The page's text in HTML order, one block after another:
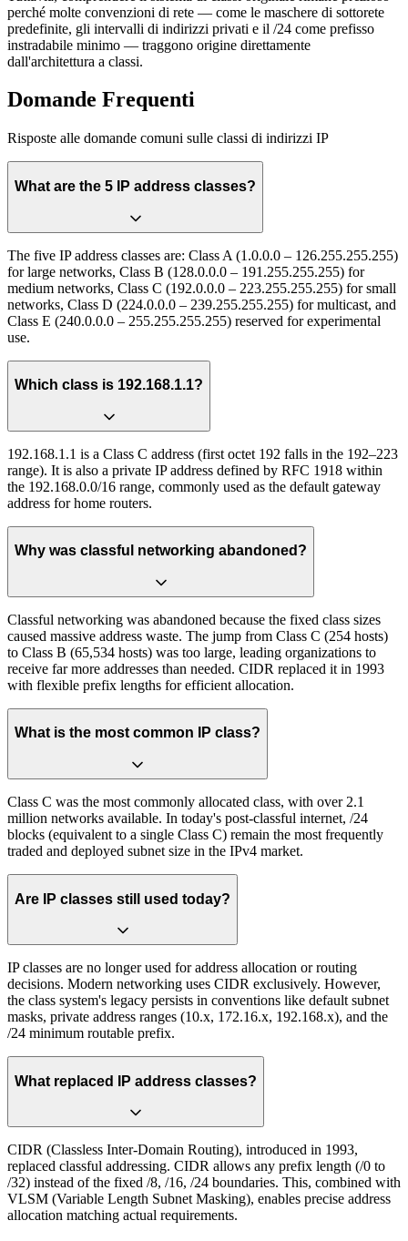
perché molte convenzioni di rete — come le maschere di sottorete
predefinite, gli intervalli di indirizzi privati e il /24 come prefisso
instradabile minimo — traggono origine direttamente
dall'architettura a classi.
Domande Frequenti
Risposte alle domande comuni sulle classi di indirizzi IP
What are the 5 IP address classes?
The five IP address classes are: Class A (1.0.0.0 – 126.255.255.255)
for large networks, Class B (128.0.0.0 – 191.255.255.255) for
medium networks, Class C (192.0.0.0 – 223.255.255.255) for small
networks, Class D (224.0.0.0 – 239.255.255.255) for multicast, and
Class E (240.0.0.0 – 255.255.255.255) reserved for experimental
use.
Which class is 192.168.1.1?
192.168.1.1 is a Class C address (first octet 192 falls in the 192–223
range). It is also a private IP address defined by RFC 1918 within
the 192.168.0.0/16 range, commonly used as the default gateway
address for home routers.
Why was classful networking abandoned?
Classful networking was abandoned because the fixed class sizes
caused massive address waste. The jump from Class C (254 hosts)
to Class B (65,534 hosts) was too large, leading organizations to
receive far more addresses than needed. CIDR replaced it in 1993
with flexible prefix lengths for efficient allocation.
What is the most common IP class?
Class C was the most commonly allocated class, with over 2.1
million networks available. In today's post-classful internet, /24
blocks (equivalent to a single Class C) remain the most frequently
traded and deployed subnet size in the IPv4 market.
Are IP classes still used today?
IP classes are no longer used for address allocation or routing
decisions. Modern networking uses CIDR exclusively. However,
the class system's legacy persists in conventions like default subnet
masks, private address ranges (10.x, 172.16.x, 192.168.x), and the
/24 minimum routable prefix.
What replaced IP address classes?
CIDR (Classless Inter-Domain Routing), introduced in 1993,
replaced classful addressing. CIDR allows any prefix length (/0 to
/32) instead of the fixed /8, /16, /24 boundaries. This, combined with
VLSM (Variable Length Subnet Masking), enables precise address
allocation matching actual requirements.